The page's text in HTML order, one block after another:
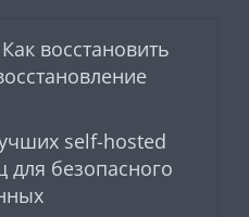
Как восстановить
self-hosted
безопасного